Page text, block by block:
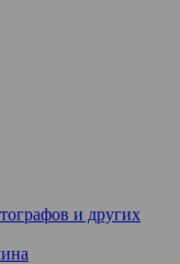
и других